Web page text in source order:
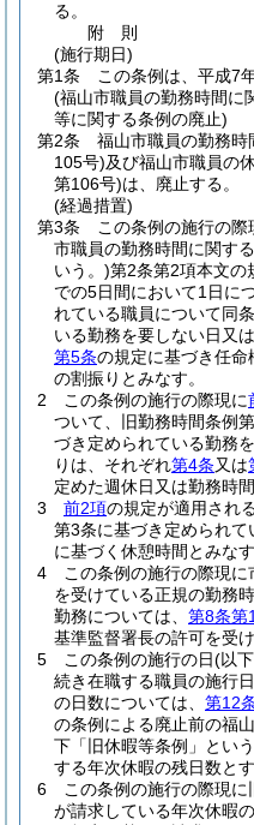
る。
附 則
(施行期日)
第1条
この条例は、平成7
(福山市職員の勤務時間に
等に関する条例の廃止)
第2条
福山市職員の勤務時
105号)及び福山市職員の
第106号)は、廃止する。
(経過措置)
第3条
この条例の施行の
市職員の勤務時間に関す
いう。)第2条第2項本文の
での5日間において1日に
れている職員について同
いる勤務を要しない日又
第5条の規定に基づき任命
の割振りとみなす。
2
この条例の施行の際現に
ついて、旧勤務時間条例
づき定められている勤務
りは、それぞれ第4条又は
定めた週休日又は勤務時
3
前2項の規定が適用され
第3条に基づき定められて
に基づく休憩時間とみなす
4
この条例の施行の際現
を受けている正規の勤務
勤務については、 第8条第
基準監督署長の許可を受
5
この条例の施行の日(以
続き在職する職員の施行
の日数については、 第12
の条例による廃止前の福
下「旧休暇等条例」とい
する年次休暇の残日数とす
6
この条例の施行の際現
が請求している年次休暇